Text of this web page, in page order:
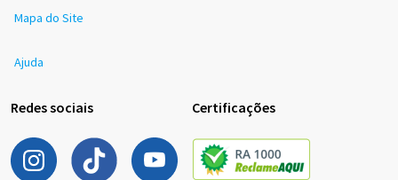
Mapa do Site
Ajuda
Redes sociais Certificações